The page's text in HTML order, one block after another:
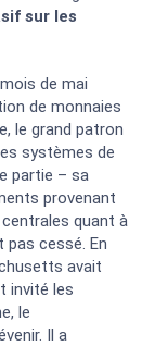
sur les
de mai
de monnaies
le grand patron
systèmes de
partie – sa
provenant
quant à
pas cessé. En
avait
invité les
le
Il a